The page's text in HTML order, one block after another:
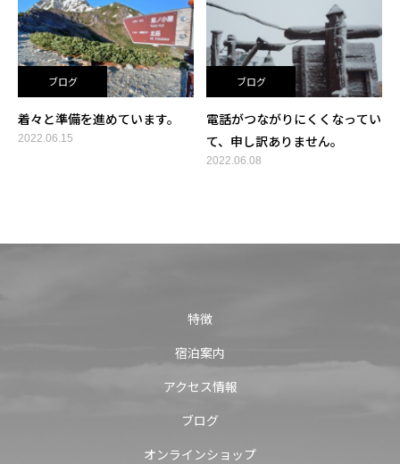
ブログ
着々と準備を進めています。
2022.06.15
ブログ
電話がつながりにくくなってい
て、申し訳ありません。
2022.06.08
特徴
宿泊案内
アクセス情報
ブログ
オンラインショップ